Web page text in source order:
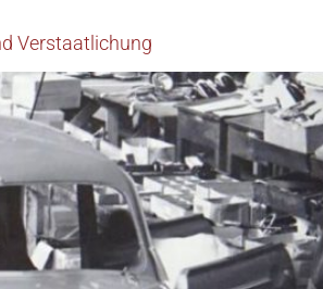
Verstaatlichung